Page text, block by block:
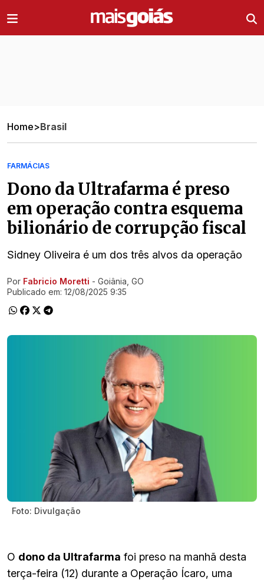
Home>Brasil
FARMÁCIAS
Dono da Ultrafarma é preso
em operação contra esquema
bilionário de corrupção fiscal
Sidney Oliveira é um dos três alvos da operação
Ir direto pra matéria
Por Fabricio Moretti - Goiânia, GO
Publicado em: 12/08/2025 9:35
Foto: Divulgação
O dono da Ultrafarma foi preso na manhã desta
terça-feira (12) durante a Operação Ícaro, uma